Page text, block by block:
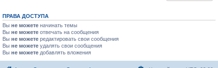
ПРАВА ДОСТУПА
Вы не можете начинать темы
Вы не можете отвечать на сообщения
Вы не можете редактировать свои сообщения
Вы не можете удалять свои сообщения
Вы не можете добавлять вложения